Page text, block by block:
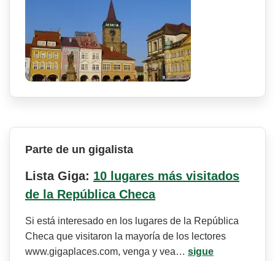
Parte de un gigalista
Lista Giga: 10 lugares más visitados
de la República Checa
Si está interesado en los lugares de la República
Checa que visitaron la mayoría de los lectores
www.gigaplaces.com, venga y vea… sigue